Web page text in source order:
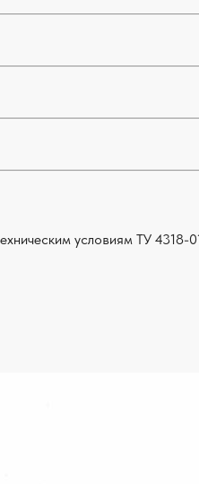
условиям ТУ